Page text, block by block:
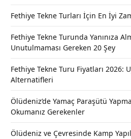
Fethiye Tekne Turları İçin En İyi
Fethiye Tekne Turunda Yanınıza
Unutulmaması Gereken 20 Şey
Fethiye Tekne Turu Fiyatları 2026:
Alternatifleri
Ölüdeniz’de Yamaç Paraşütü
Okumanız Gerekenler
Ölüdeniz ve Çevresinde Kamp